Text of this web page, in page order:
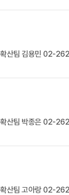
확산팀 김용민
확산팀 박종은 02-
확산팀 고아랑 02-